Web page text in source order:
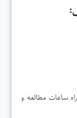
ساعات مطالعه و